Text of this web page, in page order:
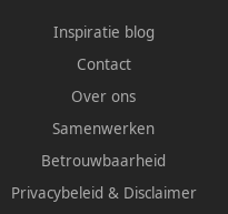
Inspiratie blog
Contact
Over ons
Samenwerken
Betrouwbaarheid
Privacybeleid & Disclaimer